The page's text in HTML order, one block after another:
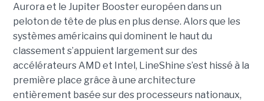
Aurora et le Jupiter Booster européen dans un
peloton de tête de plus en plus dense. Alors que les
systèmes américains qui dominent le haut du
classement s’appuient largement sur des
accélérateurs AMD et Intel, LineShine s’est hissé à la
première place grâce à une architecture
entièrement basée sur des processeurs nationaux,